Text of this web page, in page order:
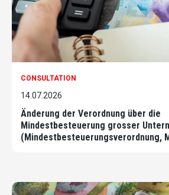
CONSULTATION
14.07.2026
Änderung der Verordnung über die
Mindestbesteuerung grosser
(Mindestbesteuerungsverordnung,